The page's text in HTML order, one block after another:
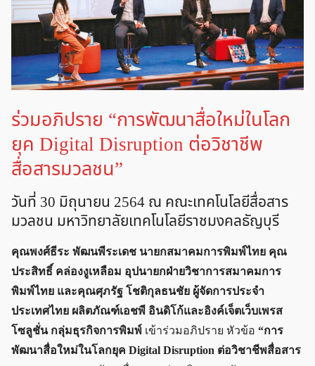
ร่วมอภิปราย “การพัฒนาสื่อใหม่ในโลก
ยุค Digital Disruption ต่อวิชาชีพ
สื่อสารมวลชน”
วันที่ 30 มิถุนายน 2564 ณ คณะเทคโนโลยีสื่อสาร
มวลชน มหาวิทยาลัยเทคโนโลยีราชมงคลธัญบุรี
คุณพงศ์ธีระ พัฒนพีระเดช นายกสมาคมการพิมพ์ไทย คุณ
ประสิทธิ์ คล่องงูเหลือม อุปนายกฝ่ายวิชาการสมาคมการ
พิมพ์ไทย และคุณศุภรัฐ โชติกุลธนชัย ผู้จัดการประจำ
ประเทศไทย ผลิตภัณฑ์เอชพี อินดิโก้และอิงค์เจ็ตเว็บเพรส
โซลูชั่น กลุ่มธุรกิจการพิมพ์ เข้าร่วมอภิปราย หัวข้อ “การ
พัฒนาสื่อใหม่ในโลกยุค Digital Disruption ต่อวิชาชีพสื่อสาร